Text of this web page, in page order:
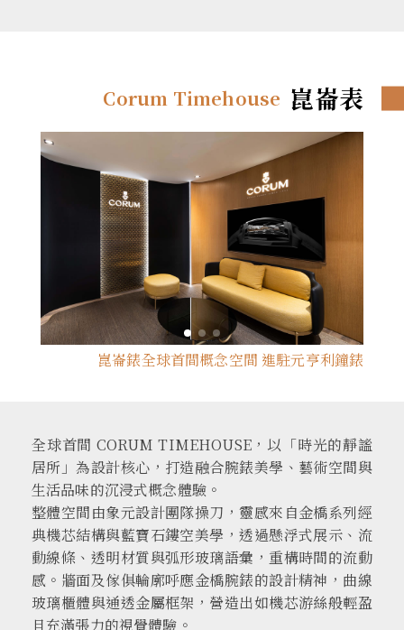
崑崙表
Corum Timehouse
崑崙錶全球首間概念空間 進駐元亨利鐘錶
全球首間 CORUM TIMEHOUSE，以「時光的靜謐
居所」為設計核心，打造融合腕錶美學、藝術空間與
生活品味的沉浸式概念體驗。
整體空間由象元設計團隊操刀，靈感來自金橋系列經
典機芯結構與藍寶石鏤空美學，透過懸浮式展示、流
動線條、透明材質與弧形玻璃語彙，重構時間的流動
感。牆面及傢俱輪廓呼應金橋腕錶的設計精神，曲線
玻璃櫃體與通透金屬框架，營造出如機芯游絲般輕盈
且充滿張力的視覺體驗。